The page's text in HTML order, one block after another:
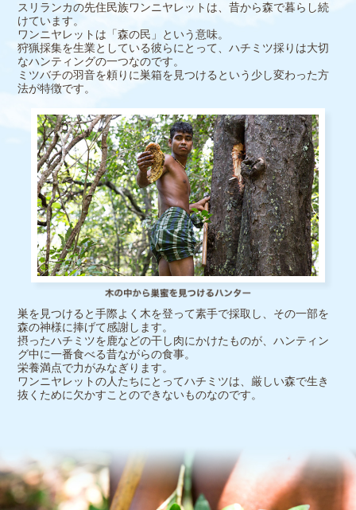
スリランカの先住民族ワンニヤレットは、昔から森で暮らし続
けています。
ワンニヤレットは「森の民」という意味。
狩猟採集を生業としている彼らにとって、ハチミツ採りは大切
なハンティングの一つなのです。
ミツバチの羽音を頼りに巣箱を見つけるという少し変わった方
法が特徴です。
巣を見つけると手際よく木を登って素手で採取し、その一部を
森の神様に捧げて感謝します。
摂ったハチミツを鹿などの干し肉にかけたものが、ハンティン
グ中に一番食べる昔ながらの食事。
栄養満点で力がみなぎります。
ワンニヤレットの人たちにとってハチミツは、厳しい森で生き
抜くために欠かすことのできないものなのです。